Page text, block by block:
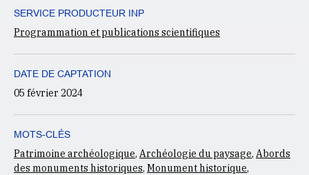
SERVICE PRODUCTEUR INP
Programmation et publications scientifiques
DATE DE CAPTATION
05 février 2024
MOTS-CLÉS
Patrimoine archéologique, Archéologie du paysage, Abords
des monuments historiques, Monument historique,